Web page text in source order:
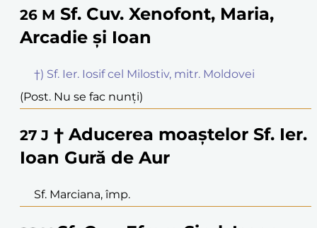
26 M Sf. Cuv. Xenofont, Maria,
Arcadie și Ioan
†) Sf. Ier. Iosif cel Milostiv, mitr. Moldovei
(Post. Nu se fac nunți)
27 J † Aducerea moaștelor Sf. Ier.
Ioan Gură de Aur
Sf. Marciana, împ.